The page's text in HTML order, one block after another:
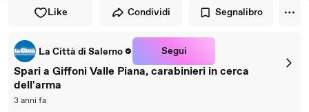
Like Condividi Segnalibro
La Città di Salerno Segui
Spari a Giffoni Valle Piana, carabinieri in cerca
dell'arma
3 anni fa